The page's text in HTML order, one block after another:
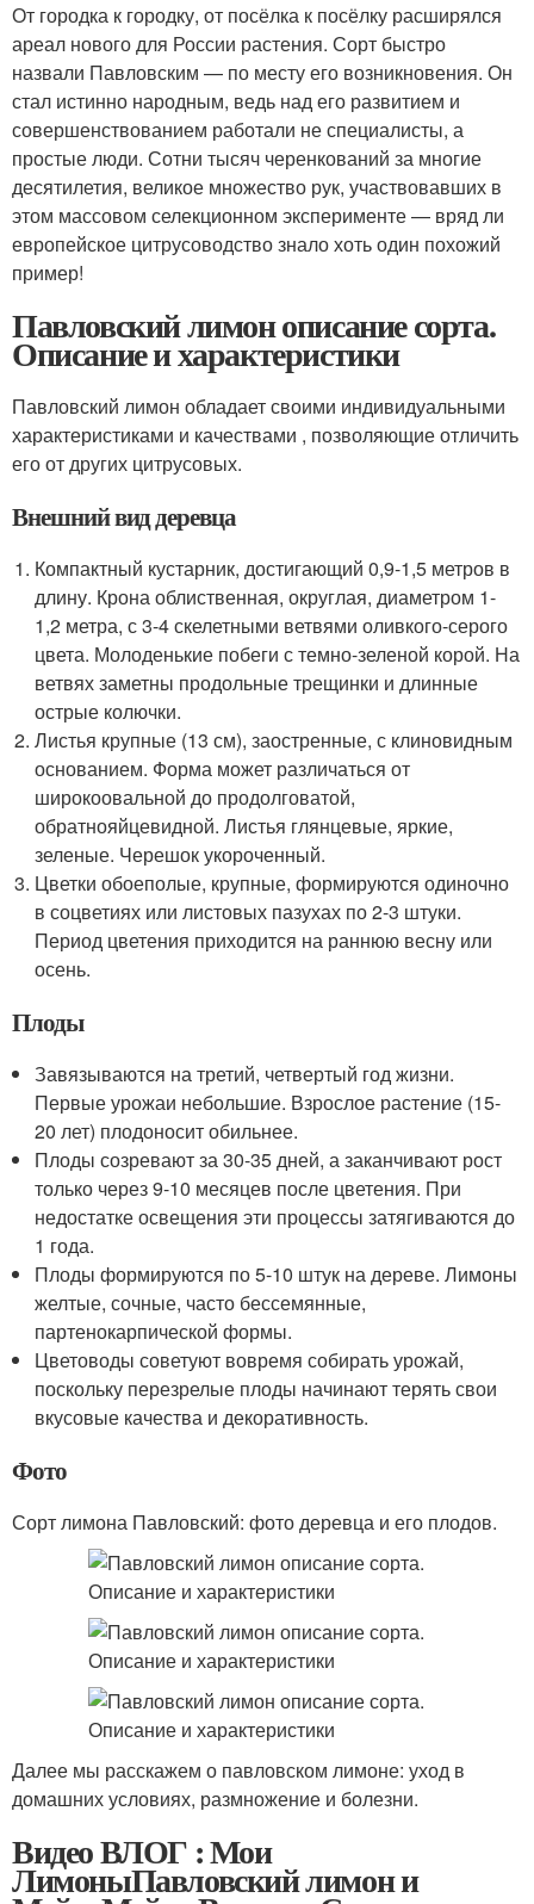
От городка к городку, от посёлка к посёлку расширялся
ареал нового для России растения. Сорт быстро
назвали Павловским — по месту его возникновения. Он
стал истинно народным, ведь над его развитием и
совершенствованием работали не специалисты, а
простые люди. Сотни тысяч черенкований за многие
десятилетия, великое множество рук, участвовавших в
этом массовом селекционном эксперименте — вряд ли
европейское цитрусоводство знало хоть один похожий
пример!
Павловский лимон описание сорта.
Описание и характеристики
Павловский лимон обладает своими индивидуальными
характеристиками и качествами , позволяющие отличить
его от других цитрусовых.
Внешний вид деревца
Компактный кустарник, достигающий 0,9-1,5 метров в
длину. Крона облиственная, округлая, диаметром 1-
1,2 метра, с 3-4 скелетными ветвями оливкого-серого
цвета. Молоденькие побеги с темно-зеленой корой. На
ветвях заметны продольные трещинки и длинные
острые колючки.
Листья крупные (13 см), заостренные, с клиновидным
основанием. Форма может различаться от
широкоовальной до продолговатой,
обратнояйцевидной. Листья глянцевые, яркие,
зеленые. Черешок укороченный.
Цветки обоеполые, крупные, формируются одиночно
в соцветиях или листовых пазухах по 2-3 штуки.
Период цветения приходится на раннюю весну или
осень.
Плоды
Завязываются на третий, четвертый год жизни.
Первые урожаи небольшие. Взрослое растение (15-
20 лет) плодоносит обильнее.
Плоды созревают за 30-35 дней, а заканчивают рост
только через 9-10 месяцев после цветения. При
недостатке освещения эти процессы затягиваются до
1 года.
Плоды формируются по 5-10 штук на дереве. Лимоны
желтые, сочные, часто бессемянные,
партенокарпической формы.
Цветоводы советуют вовремя собирать урожай,
поскольку перезрелые плоды начинают терять свои
вкусовые качества и декоративность.
Фото
Сорт лимона Павловский: фото деревца и его плодов.
Далее мы расскажем о павловском лимоне: уход в
домашних условиях, размножение и болезни.
Видео ВЛОГ : Мои
ЛимоныПавловский лимон и